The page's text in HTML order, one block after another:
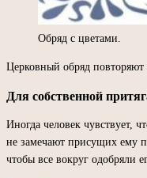
Обряд с цветами.
Церковный обряд повторяют
Для собственной
Иногда человек чувствует,
не замечают присущих ему
чтобы все вокруг одобряли